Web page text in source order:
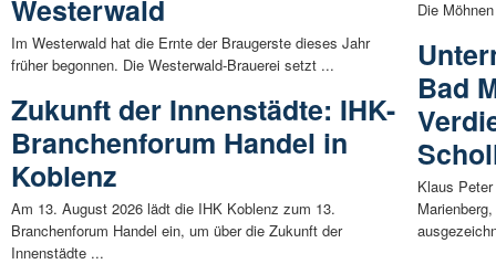
Westerwald
Im Westerwald hat die Ernte der Braugerste dieses Jahr
früher begonnen. Die Westerwald-Brauerei setzt ...
Zukunft der Innenstädte: IHK-
Branchenforum Handel in
Koblenz
Am 13. August 2026 lädt die IHK Koblenz zum 13.
Branchenforum Handel ein, um über die Zukunft der
Innenstädte ...
Die
Bad
Klaus